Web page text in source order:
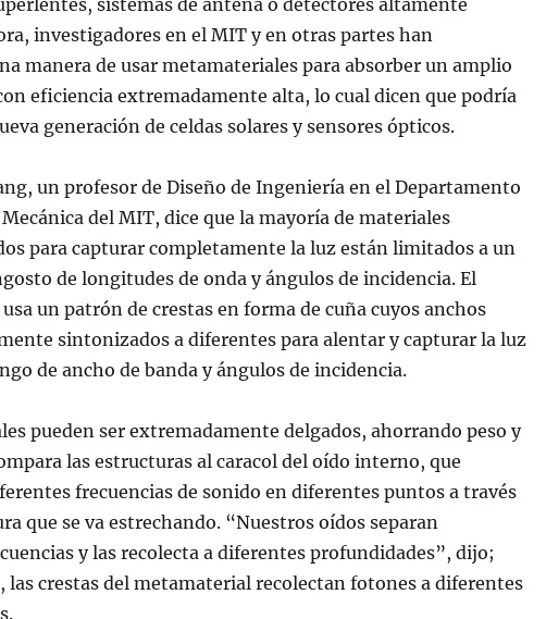
investigadores en el MIT y en otras partes han
manera de usar metamateriales para absorber un amplio
eficiencia extremadamente alta, lo cual dicen que podría
generación de celdas solares y sensores ópticos.
un profesor de Diseño de Ingeniería en el Departamento
del MIT, dice que la mayoría de materiales
para capturar completamente la luz están limitados a un
de longitudes de onda y ángulos de incidencia. El
un patrón de crestas en forma de cuña cuyos anchos
sintonizados a diferentes para alentar y capturar la luz
de ancho de banda y ángulos de incidencia.
pueden ser extremadamente delgados, ahorrando peso y
las estructuras al caracol del oído interno, que
frecuencias de sonido en diferentes puntos a través
que se va estrechando. “Nuestros oídos separan
y las recolecta a diferentes profundidades”, dijo;
crestas del metamaterial recolectan fotones a diferentes